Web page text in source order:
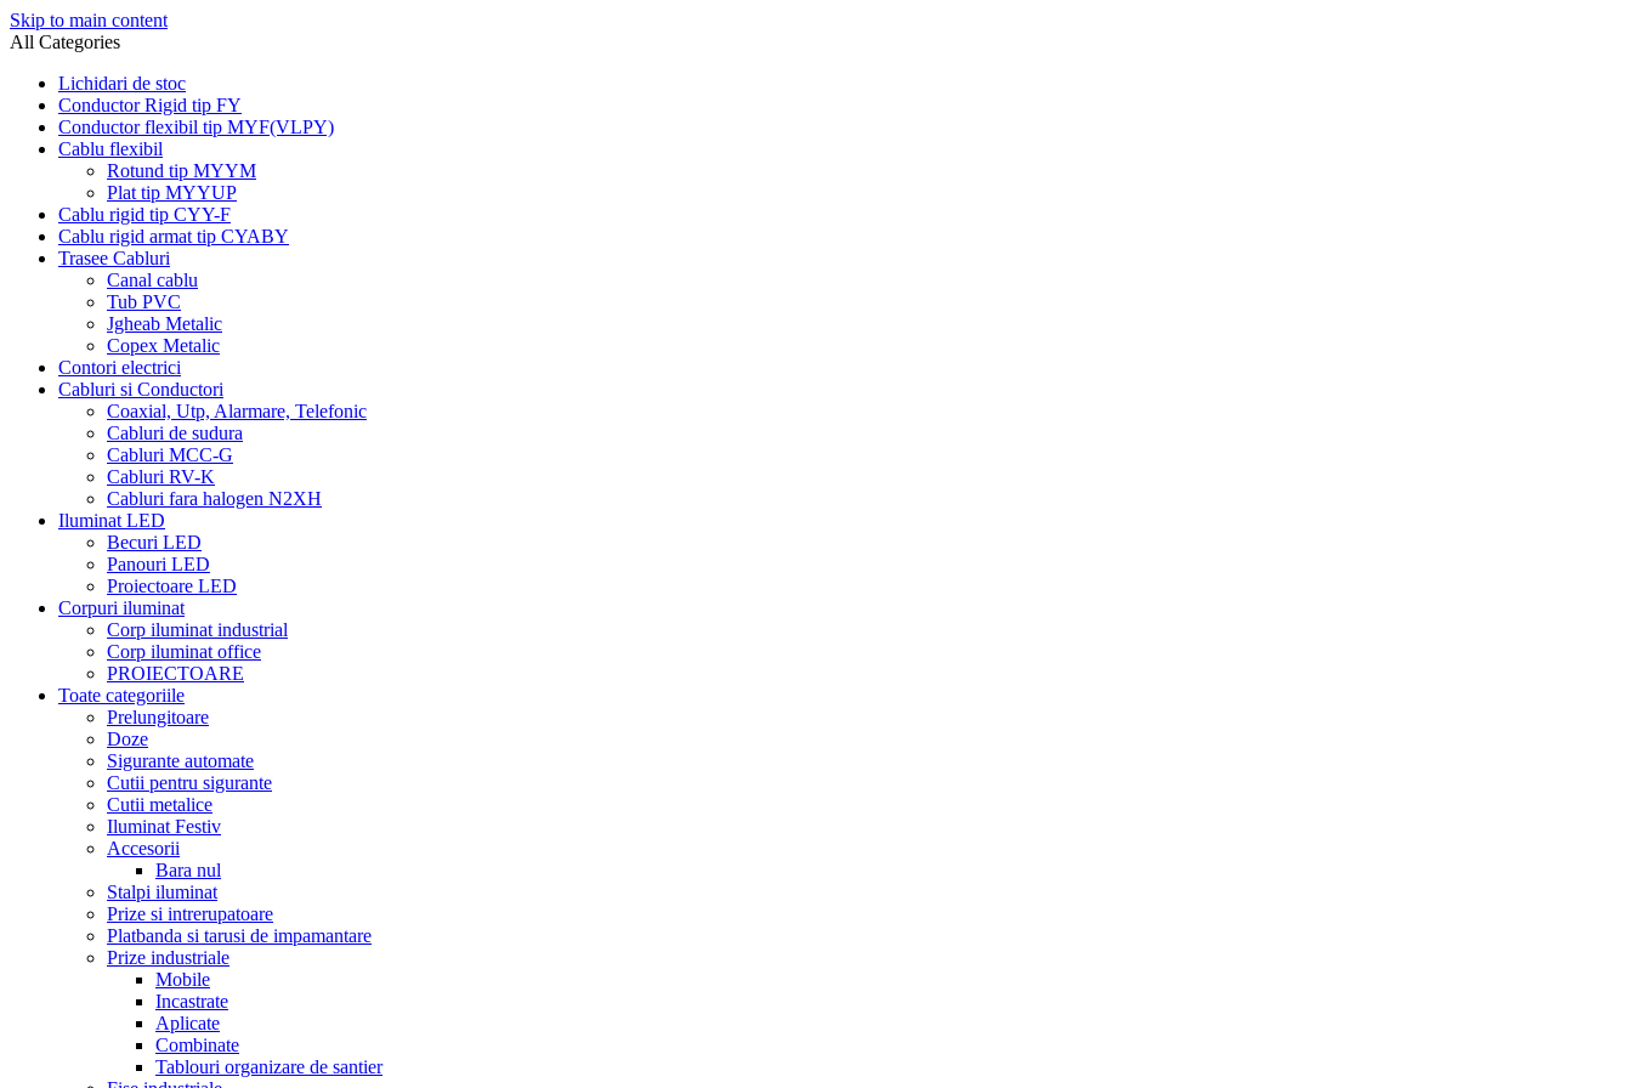
Skip to main content
All Categories
Lichidari de stoc
Conductor Rigid tip FY
Conductor flexibil tip MYF(VLPY)
Cablu flexibil
Rotund tip MYYM
Plat tip MYYUP
Cablu rigid tip CYY-F
Cablu rigid armat tip CYABY
Trasee Cabluri
Canal cablu
Tub PVC
Jgheab Metalic
Copex Metalic
Contori electrici
Cabluri si Conductori
Coaxial, Utp, Alarmare, Telefonic
Cabluri de sudura
Cabluri MCC-G
Cabluri RV-K
Cabluri fara halogen N2XH
Iluminat LED
Becuri LED
Panouri LED
Proiectoare LED
Corpuri iluminat
Corp iluminat industrial
Corp iluminat office
PROIECTOARE
Toate categoriile
Prelungitoare
Doze
Sigurante automate
Cutii pentru sigurante
Cutii metalice
Iluminat Festiv
Accesorii
Bara nul
Stalpi iluminat
Prize si intrerupatoare
Platbanda si tarusi de impamantare
Prize industriale
Mobile
Incastrate
Aplicate
Combinate
Tablouri organizare de santier